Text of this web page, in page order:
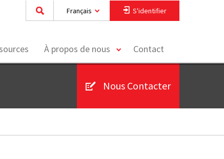
Français S'identifier
À propos de nous
toggleContact
Nous Contacter